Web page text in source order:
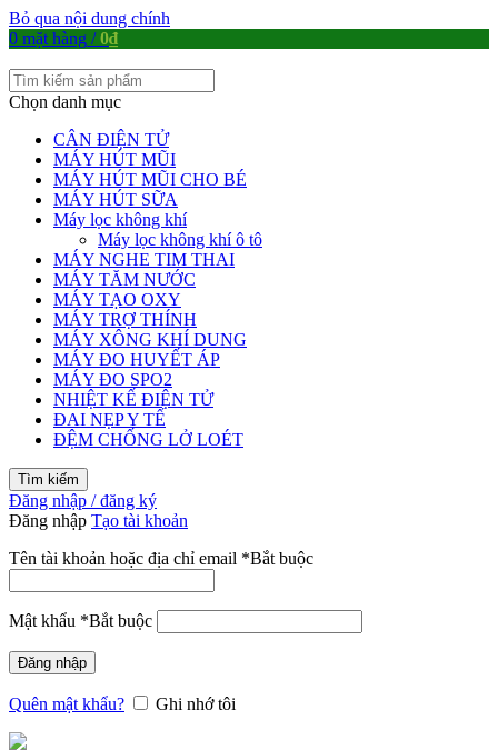
Bỏ qua nội dung chính
0 mặt hàng / 0₫
Chọn danh mục
CÂN ĐIỆN TỬ
MÁY HÚT MŨI
MÁY HÚT MŨI CHO BÉ
MÁY HÚT SỮA
Máy lọc không khí
Máy lọc không khí ô tô
MÁY NGHE TIM THAI
MÁY TĂM NƯỚC
MÁY TẠO OXY
MÁY TRỢ THÍNH
MÁY XÔNG KHÍ DUNG
MÁY ĐO HUYẾT ÁP
MÁY ĐO SPO2
NHIỆT KẾ ĐIỆN TỬ
ĐAI NẸP Y TẾ
ĐỆM CHỐNG LỞ LOÉT
Tìm kiếm
Đăng nhập / đăng ký
Đăng nhập Tạo tài khoản
Tên tài khoản hoặc địa chỉ email *Bắt buộc
Mật khẩu *Bắt buộc
Đăng nhập
Quên mật khẩu? Ghi nhớ tôi